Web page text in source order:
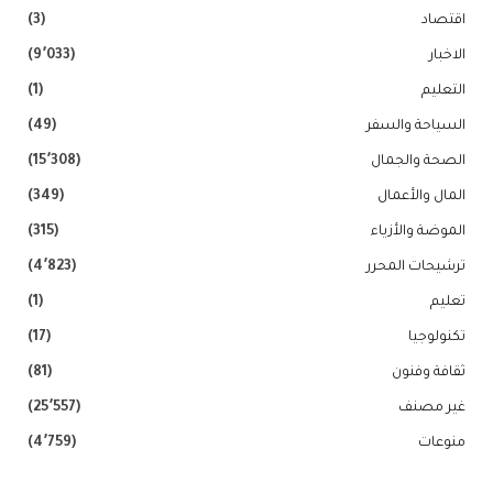
اقتصاد (3)
الاخبار (9٬033)
التعليم (1)
السياحة والسفر (49)
الصحة والجمال (15٬308)
المال والأعمال (349)
الموضة والأزياء (315)
ترشيحات المحرر (4٬823)
تعليم (1)
تكنولوجيا (17)
ثقافة وفنون (81)
غير مصنف (25٬557)
منوعات (4٬759)